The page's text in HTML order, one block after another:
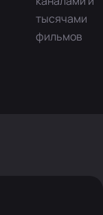
тысячами
фильмов